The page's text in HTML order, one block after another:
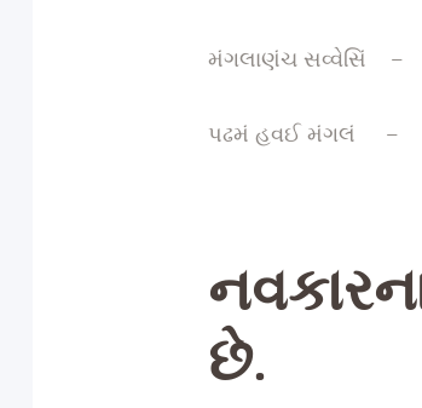
મંગલાણંચ સવ્વેસિં –
પઢમં હવઈ મંગલં –
છે.